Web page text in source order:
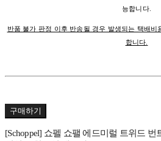
능합니다.
반품 불가 판정 이후 반송될 경우 발생되는 택배
합니다.
구매하기
[Schoppel] 쇼펠 쇼팰 에드미럴 트위드 번